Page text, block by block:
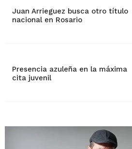
Juan Arrieguez busca otro título
nacional en Rosario
Presencia azuleña en la máxima
cita juvenil